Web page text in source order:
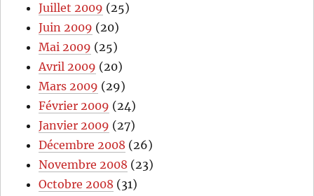
Juillet 2009 (25)
Juin 2009 (20)
Mai 2009 (25)
Avril 2009 (20)
Mars 2009 (29)
Février 2009 (24)
Janvier 2009 (27)
Décembre 2008 (26)
Novembre 2008 (23)
Octobre 2008 (31)